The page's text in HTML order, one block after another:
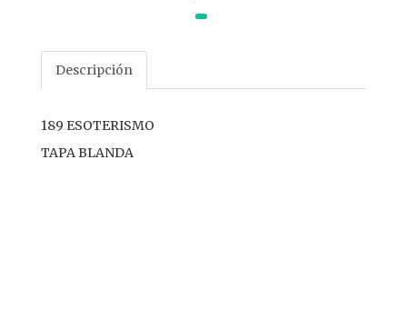
Descripción
189 ESOTERISMO
TAPA BLANDA